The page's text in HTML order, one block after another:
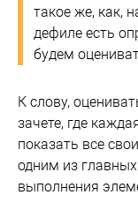
такое же, как,
дефиле есть
будем
К слову,
зачете, где
показать все
одним из
выполнения